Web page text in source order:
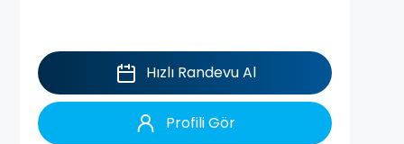
Hızlı Randevu Al
Profili Gör